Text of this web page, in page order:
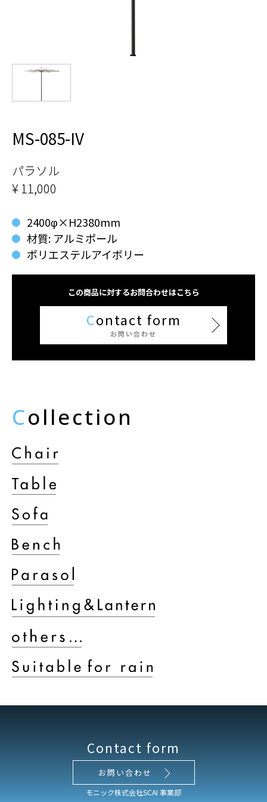
MS-085-IV
パラソル
¥ 11,000
2400φ×H2380mm
材質: アルミポール
ポリエステルアイボリー
この商品に対するお問合わせはこちら
Contact form
お問い合わせ
Collection
Contact form
お問い合わせ
モニック株式会社SCAI 事業部